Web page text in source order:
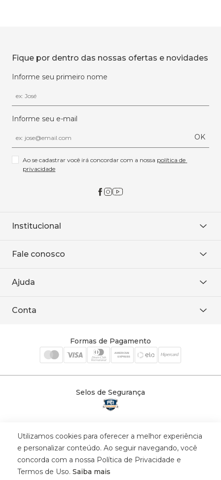
Fique por dentro das nossas ofertas e novidades
Informe seu primeiro nome
Informe seu e-mail
OK
Ao se cadastrar você irá concordar com a nossa política de
privacidade
Institucional
Onde encontrar
Baixe o APP
Fale conosco
WhatsApp
Ajuda
Política de entrega
Conta
Cadastre-se
Formas de Pagamento
Selos de Segurança
© 2025 Trinys Indústria e Comércio Ltda - Todos os direitos reservados
| CNPJ: 59.907.634/0001-75 | Rua Santa Augusta, 409 - Vila
Califórnia - Osvaldo Cruz - SP - CEP: 17702-316.
Utilizamos cookies para oferecer a melhor experiência
e personalizar conteúdo. Ao seguir navegando, você
concorda com a nossa Política de Privacidade e
Termos de Uso. Saiba mais